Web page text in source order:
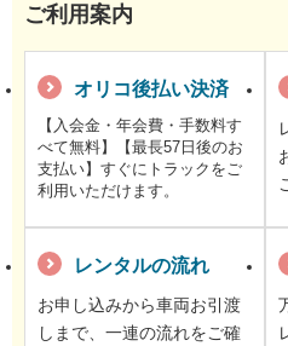
ご利用案内
オリコ後払い決済
【入会金・年会費・手数料す
べて無料】【最長57日後のお
支払い】すぐにトラックをご
利用いただけます。
レンタルの流れ
お申し込みから車両お引渡
しまで、一連の流れをご確